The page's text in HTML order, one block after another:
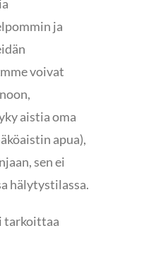
ja
voivat
aistia oma
apua),
sen ei
hälytystilassa.
tarkoittaa